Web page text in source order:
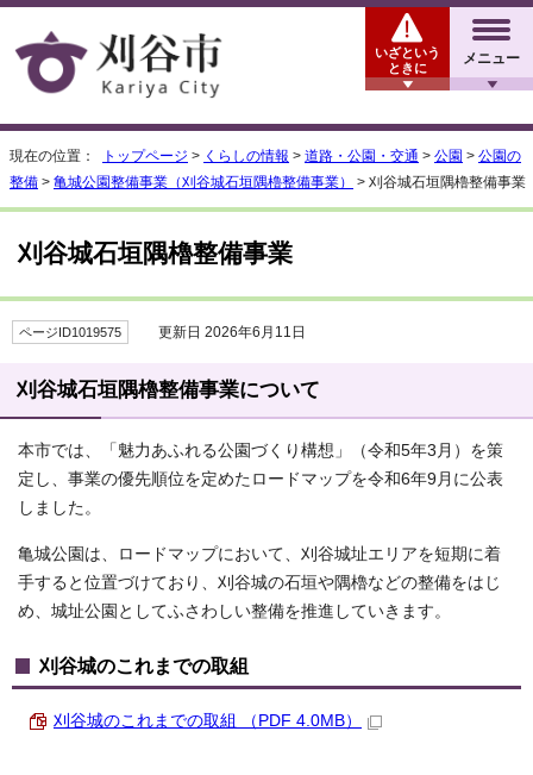
メニュー
いざという
ときに
現在の位置： トップページ > くらしの情報 > 道路・公園・交通 > 公園 > 公園の
整備 > 亀城公園整備事業（刈谷城石垣隅櫓整備事業） > 刈谷城石垣隅櫓整備事業
刈谷城石垣隅櫓整備事業
ページID1019575 更新日 2026年6月11日
刈谷城石垣隅櫓整備事業について
本市では、「魅力あふれる公園づくり構想」（令和5年3月）を策
定し、事業の優先順位を定めたロードマップを令和6年9月に公表
しました。
亀城公園は、ロードマップにおいて、刈谷城址エリアを短期に着
手すると位置づけており、刈谷城の石垣や隅櫓などの整備をはじ
め、城址公園としてふさわしい整備を推進していきます。
刈谷城のこれまでの取組
刈谷城のこれまでの取組 （PDF 4.0MB）